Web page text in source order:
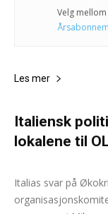
Velg mellom
Les mer
Italiensk
lokalene til
NTB -AP - 22. mai 2024
Italias svar på